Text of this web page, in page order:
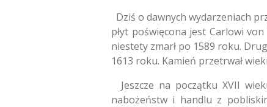
Dziś o dawnych wydarzeniach
płyt poświęcona jest Carlowi
niestety zmarł po 1589 roku.
1613 roku. Kamień przetrwał
Jeszcze na początku XVII
nabożeństw i handlu z